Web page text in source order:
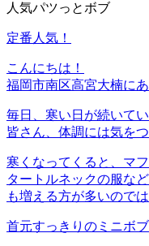
人気パツっとボブ
定番人気！
こんにちは！
福岡市南区高宮大楠に
毎日、寒い日が続いてい
皆さん、体調には気を
寒くなってくると、マ
タートルネックの服な
も増える方が多いので
首元すっきりのミニボ